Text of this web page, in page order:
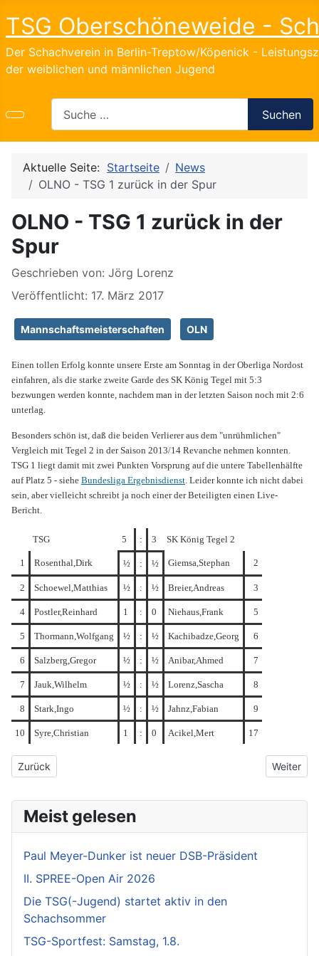
TSG Oberschöneweide -
Der Schachverein in Berlin-Treptow/Köpenick -
der weiblichen und männlichen Jugend
Suchen
Aktuelle Seite: Startseite
News
OLNO - TSG 1 zurück in der Spur
OLNO - TSG 1 zurück in der
Spur
Details
Geschrieben von: Jörg Lorenz
Veröffentlicht: 17. März 2017
Mannschaftsmeisterschaften OLN
Einen tollen Erfolg konnte unsere Erste am Sonntag in der Oberliga Nordost
einfahren, als die starke zweite Garde des SK König Tegel mit 5:3
bezwungen werden konnte, nachdem man in der letzten Saison noch mit 2:6
unterlag.
Besonders schön ist, daß die beiden Verlierer aus dem "unrühmlichen"
Vergleich mit Tegel 2 in der Saison 2013/14 Revanche nehmen konnten.
TSG 1 liegt damit mit zwei Punkten Vorsprung auf die untere Tabellenhälfte
auf Platz 5 - siehe Bundesliga Ergebnisdienst. Leider konnte ich nicht dabei
sein, aber vielleicht schreibt ja noch einer der Beteiligten einen Live-
Bericht.
TSG 5 : 3 SK König Tegel 2
1 Rosenthal,Dirk ½ : ½ Giemsa,Stephan 2
2 Schoewel,Matthias ½ : ½ Breier,Andreas 3
4 Postler,Reinhard 1 : 0 Niehaus,Frank 5
5 Thormann,Wolfgang ½ : ½ Kachibadze,Georg 6
6 Salzberg,Gregor ½ : ½ Anibar,Ahmed 7
7 Jauk,Wilhelm ½ : ½ Lorenz,Sascha 8
8 Stark,Ingo ½ : ½ Jahnz,Fabian 9
10 Syre,Christian 1 : 0 Acikel,Mert 17
Vorheriger Beitrag: 2. Vorrunde - Niclas gewinnt das U14-Turnier
Zurück Nächster
Weiter
Meist gelesen
Paul Meyer-Dunker ist neuer DSB-Präsident
II. SPREE-Open Air 2026
Die TSG(-Jugend) startet aktiv in den
Schachsommer
TSG-Sportfest: Samstag, 1.8.